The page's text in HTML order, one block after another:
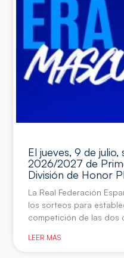
El jueves, 9 de
2026/2027 de
División de Honor
La Real Federación
los sorteos para
competición de las dos
LEER MÁS